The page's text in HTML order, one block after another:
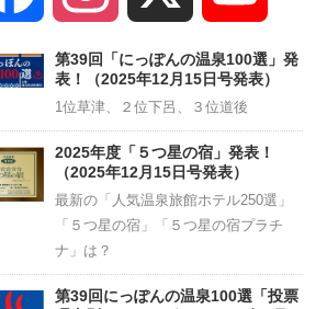
Channel
第39回「にっぽんの温泉100選」発
表！（2025年12月15日号発表）
1位草津、２位下呂、３位道後
2025年度「５つ星の宿」発表！
（2025年12月15日号発表）
最新の「人気温泉旅館ホテル250選」
「５つ星の宿」「５つ星の宿プラチ
ナ」は？
第39回にっぽんの温泉100選「投票